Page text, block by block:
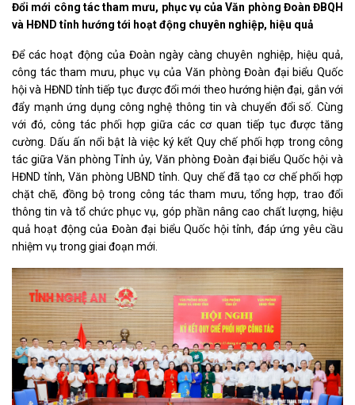
Đổi mới công tác tham mưu, phục vụ của Văn phòng Đoàn ĐBQH
và HĐND tỉnh hướng tới hoạt động chuyên nghiệp, hiệu quả
Để các hoạt động của Đoàn ngày càng chuyên nghiệp, hiệu quả,
công tác tham mưu, phục vụ của Văn phòng Đoàn đại biểu Quốc
hội và HĐND tỉnh tiếp tục được đổi mới theo hướng hiện đại, gắn với
đẩy mạnh ứng dụng công nghệ thông tin và chuyển đổi số. Cùng
với đó, công tác phối hợp giữa các cơ quan tiếp tục được tăng
cường. Dấu ấn nổi bật là việc ký kết Quy chế phối hợp trong công
tác giữa Văn phòng Tỉnh ủy, Văn phòng Đoàn đại biểu Quốc hội và
HĐND tỉnh, Văn phòng UBND tỉnh. Quy chế đã tạo cơ chế phối hợp
chặt chẽ, đồng bộ trong công tác tham mưu, tổng hợp, trao đổi
thông tin và tổ chức phục vụ, góp phần nâng cao chất lượng, hiệu
quả hoạt động của Đoàn đại biểu Quốc hội tỉnh, đáp ứng yêu cầu
nhiệm vụ trong giai đoạn mới.